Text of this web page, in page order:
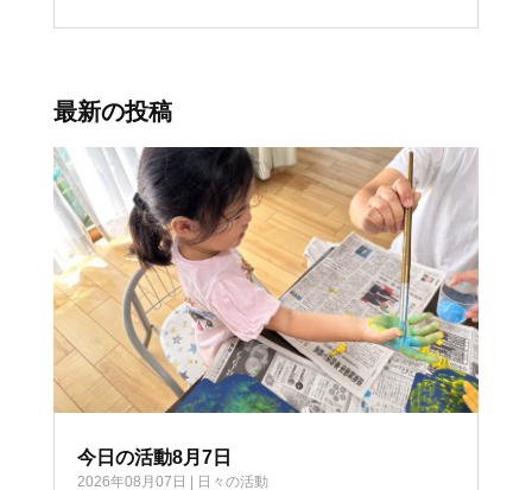
最新の投稿
今日の活動8月7日
2026年08月07日 日々の活動